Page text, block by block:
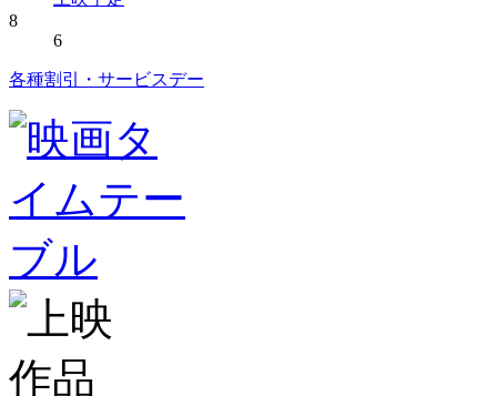
8
6
各種割引・サービスデー